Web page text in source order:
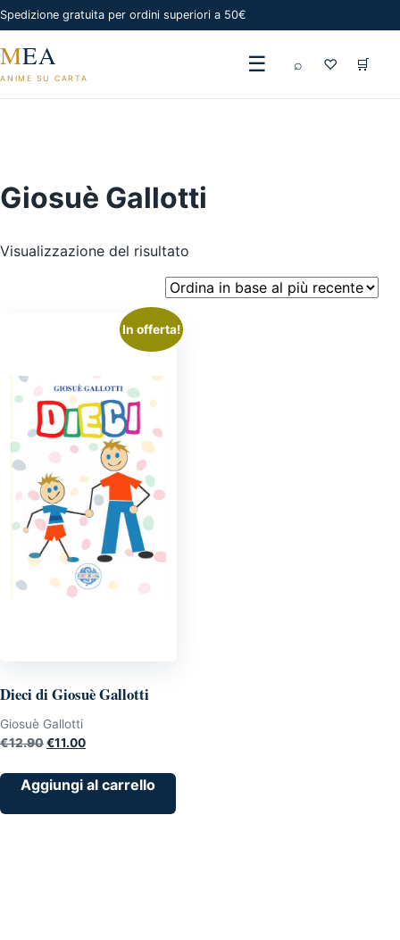
Spedizione gratuita per ordini superiori a 50€
MEA
ANIME SU CARTA
☰ ⌕ ♡ 🛒
Giosuè Gallotti
Visualizzazione del risultato
In offerta!
Dieci di Giosuè Gallotti
Giosuè Gallotti
€12.90Il
originale
era:
€12.90.
€11.00Il
attuale
€11.00.
Aggiungi al carrello